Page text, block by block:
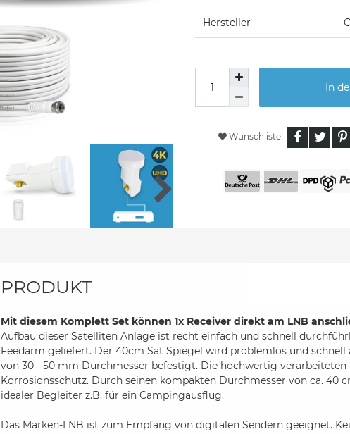
Hersteller
In
Wunschliste
PRODUKT
Mit diesem Komplett Set können 1x Receiver direkt am LNB
Aufbau dieser Satelliten Anlage ist recht einfach und schnell
Feedarm geliefert. Der 40cm Sat Spiegel wird problemlos und
von 30 - 50 mm Durchmesser befestigt. Die hochwertig
Korrosionsschutz. Durch seinen kompakten Durchmesser von ca. 40
idealer Begleiter z.B. für ein Campingausflug.
Das Marken-LNB ist zum Empfang von digitalen Sendern geeignet.